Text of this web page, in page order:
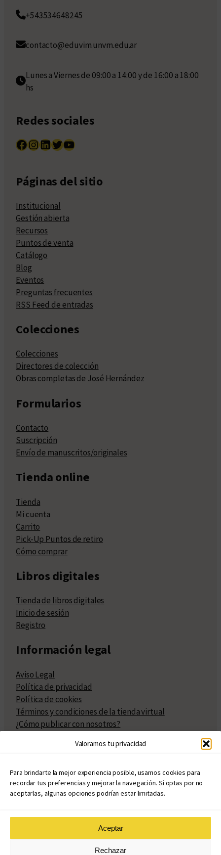
Valoramos tu privacidad
Para brindarte la mejor experiencia posible, usamos cookies para
recordar tus preferencias y mejorar la navegación. Si optas por no
aceptarlas, algunas opciones podrían estar limitadas.
Aceptar
Rechazar
+543534648245
contacto@eduvim.unvm.edu.ar
Lunes a Viernes de 09:00 a 14:00 y de 16:00 a 18:00
hs
Redes sociales
Facebook InstagramLinkedIn Twitter YouTube
Páginas del sitio
Institucional
Gestión abierta
Recursos
Puntos de venta
Catálogo
Blog
Eventos
Preguntas frecuentes
RSS Feed de entradas
Colecciones
Colecciones
Directores de colección
Obras completas de José Hernández
Formularios
Contacto
Suscripción
Envío de manuscritos/originales
Tienda online
Tienda
Mi cuenta
Carrito
Pick-Up Puntos de retiro
Cómo comprar
Libros digitales
Tienda de libros digitales
Inicio de sesión
Registro
Información legal
Aviso Legal
Política de privacidad
Política de cookies
Términos y condiciones de la tienda virtual
¿Cómo publicar con nosotros?
Políticas de publicación
Políticas de coedición
Atribuciones